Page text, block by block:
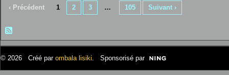
‹ Précédent 1 2 3 … 105 Suivant ›
© 2026 Créé par ombala lisiki. Sponsorisé par